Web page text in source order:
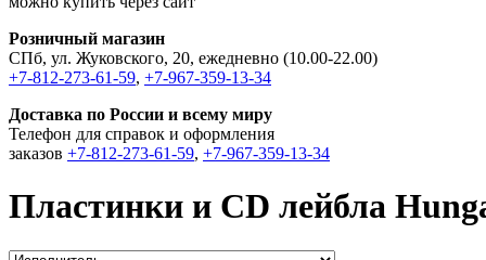
Розничный магазин
СПб, ул. Жуковского, 20, ежедневно (10.00-22.00)
+7-812-273-61-59, +7-967-359-13-34
Доставка по России и всему миру
Телефон для справок и оформления
заказов +7-812-273-61-59, +7-967-359-13-34
Пластинки и CD лейбла